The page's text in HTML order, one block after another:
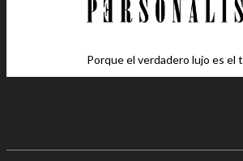
Porque el verdadero lujo es el